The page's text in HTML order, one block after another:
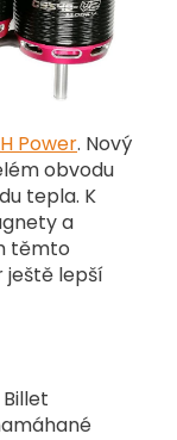
Power. Nový
obvodu
tepla. K
a
těmto
ještě lepší